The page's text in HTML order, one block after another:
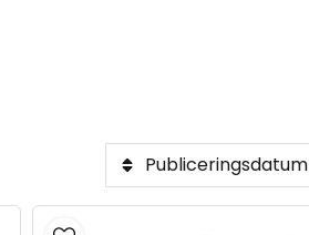
Publiceringsdatum